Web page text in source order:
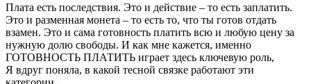
Плата есть последствия. Это и действие – то есть заплатить.
Это и разменная монета – то есть то, что ты готов отдать
взамен. Это и сама готовность платить всю и любую цену за
нужную долю свободы. И как мне кажется, именно
ГОТОВНОСТЬ ПЛАТИТЬ играет здесь ключевую роль,
Я вдруг поняла, в какой тесной связке работают эти